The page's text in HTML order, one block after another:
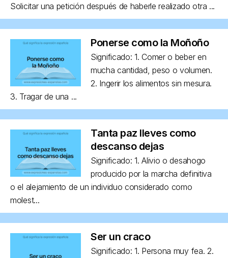
Solicitar una petición después de haberle realizado otra ...
Ponerse como la Moñoño
Significado: 1. Comer o beber en
mucha cantidad, peso o volumen.
2. Ingerir los alimentos sin mesura.
3. Tragar de una ...
Tanta paz lleves como
descanso dejas
Significado: 1. Alivio o desahogo
producido por la marcha definitiva
o el alejamiento de un individuo considerado como
molest...
Ser un craco
Significado: 1. Persona muy fea. 2.